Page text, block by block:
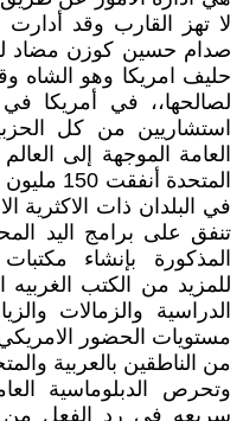
لا تهز القارب وقد
صدام حسين كوزن مضاد
حليف امريكا وهو الشاه
استشاريين من كل
العامة الموجهة إلى
المتحدة
تنفق على برامج اليد
المذكورة بإنشاء
للمزيد من الكتب الغربيه
الدراسية والزمالات
مستويات الحضور
من الناطقين بالعربية
وتحرص الدبلوماسية
سريعه في رد الفعل من